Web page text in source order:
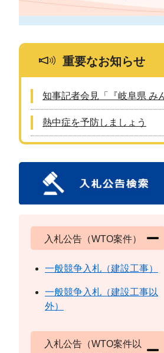
重要なお知らせ
知事記者会見「『岐阜県 み
熱中症を予防しましょう
入札公告（WTO案件）
一般競争入札（建設工事）
一般競争入札（建設工事以
外）
入札公告（WTO案件以